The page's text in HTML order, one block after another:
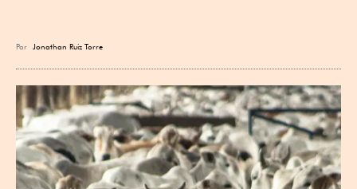
Por Jonathan Ruiz Torre